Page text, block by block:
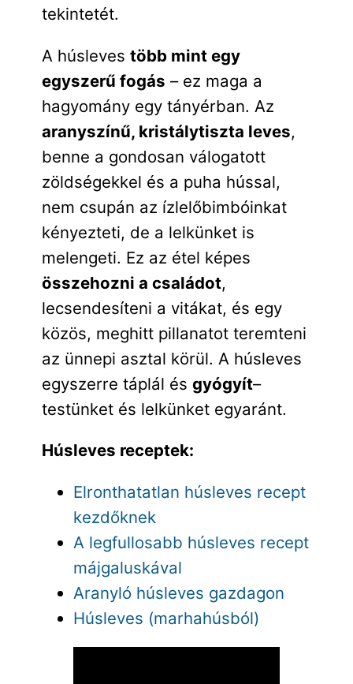
tekintetét.
A húsleves több mint egy
egyszerű fogás – ez maga a
hagyomány egy tányérban. Az
aranyszínű, kristálytiszta leves,
benne a gondosan válogatott
zöldségekkel és a puha hússal,
nem csupán az ízlelőbimbóinkat
kényezteti, de a lelkünket is
melengeti. Ez az étel képes
összehozni a családot,
lecsendesíteni a vitákat, és egy
közös, meghitt pillanatot teremteni
az ünnepi asztal körül. A húsleves
egyszerre táplál és gyógyít–
testünket és lelkünket egyaránt.
Húsleves receptek:
Elronthatatlan húsleves recept
kezdőknek
A legfullosabb húsleves recept
májgaluskával
Aranyló húsleves gazdagon
Húsleves (marhahúsból)